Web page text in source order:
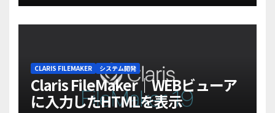
CLARIS FILEMAKER システム開発
Claris FileMaker｜WEBビューア
に入力したHTMLを表示